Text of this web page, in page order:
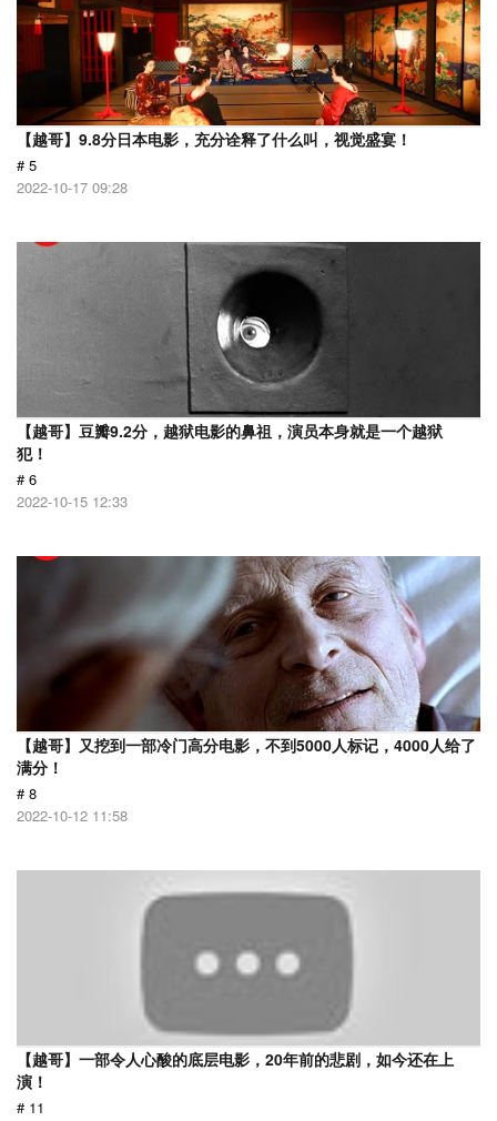
【越哥】9.8分日本电影，充分诠释了什么叫，视觉盛宴！
# 5
2022-10-17 09:28
【越哥】豆瓣9.2分，越狱电影的鼻祖，演员本身就是一个越狱
犯！
# 6
2022-10-15 12:33
【越哥】又挖到一部冷门高分电影，不到5000人标记，4000人给了
满分！
# 8
2022-10-12 11:58
【越哥】一部令人心酸的底层电影，20年前的悲剧，如今还在上
演！
# 11